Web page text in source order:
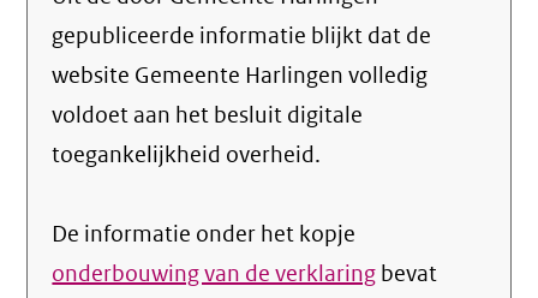
gepubliceerde informatie blijkt dat de
website Gemeente Harlingen volledig
voldoet aan het besluit digitale
toegankelijkheid overheid.
De informatie onder het kopje
onderbouwing van de verklaring bevat